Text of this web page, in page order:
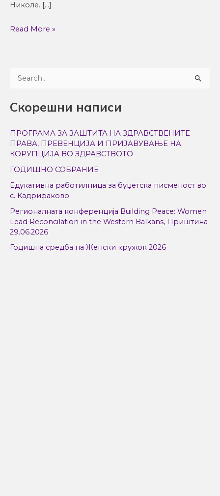
Николе. […]
Read More »
a
c
h
f
r
:
Скорешни написи
ПРОГРАМА ЗА ЗАШТИТА НА ЗДРАВСТВЕНИТЕ
ПРАВА, ПРЕВЕНЦИЈА И ПРИЈАВУВАЊЕ НА
КОРУПЦИЈА ВО ЗДРАВСТВОТО
ГОДИШНО СОБРАНИЕ
Едукативна работилница за буџетска писменост во
с. Кадрифаково
Регионалната конференција Building Peace: Women
Lead Reconcilation in the Western Balkans, Приштина
29.06.2026
Годишна средба на Женски кружок 2026